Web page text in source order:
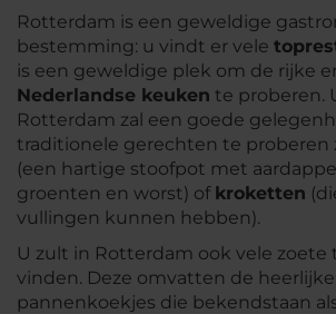
Rotterdam is een geweldige
bestemming: u vindt er vele
is een geweldige plek om de rijke
Nederlandse keuken te proberen.
Rotterdam zal een goede
traditionele gerechten te proberen
(een hartige stoofpot met
groenten en worst) of kroketten
vullingen kunnen hebben).
U zult in Rotterdam ook vele zoete
vinden. Deze omvatten de
pannenkoekjes die bekendstaan